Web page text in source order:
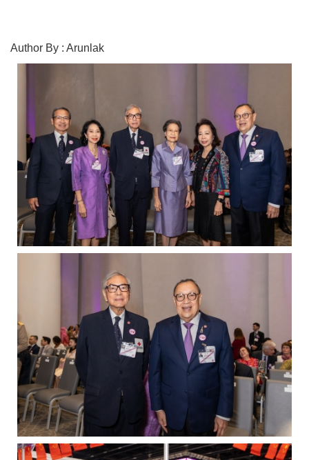
Author By : Arunlak